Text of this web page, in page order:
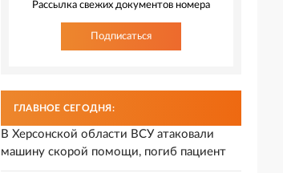
Рассылка свежих документов номера
Подписаться
ГЛАВНОЕ СЕГОДНЯ:
В Херсонской области ВСУ атаковали
машину скорой помощи, погиб пациент